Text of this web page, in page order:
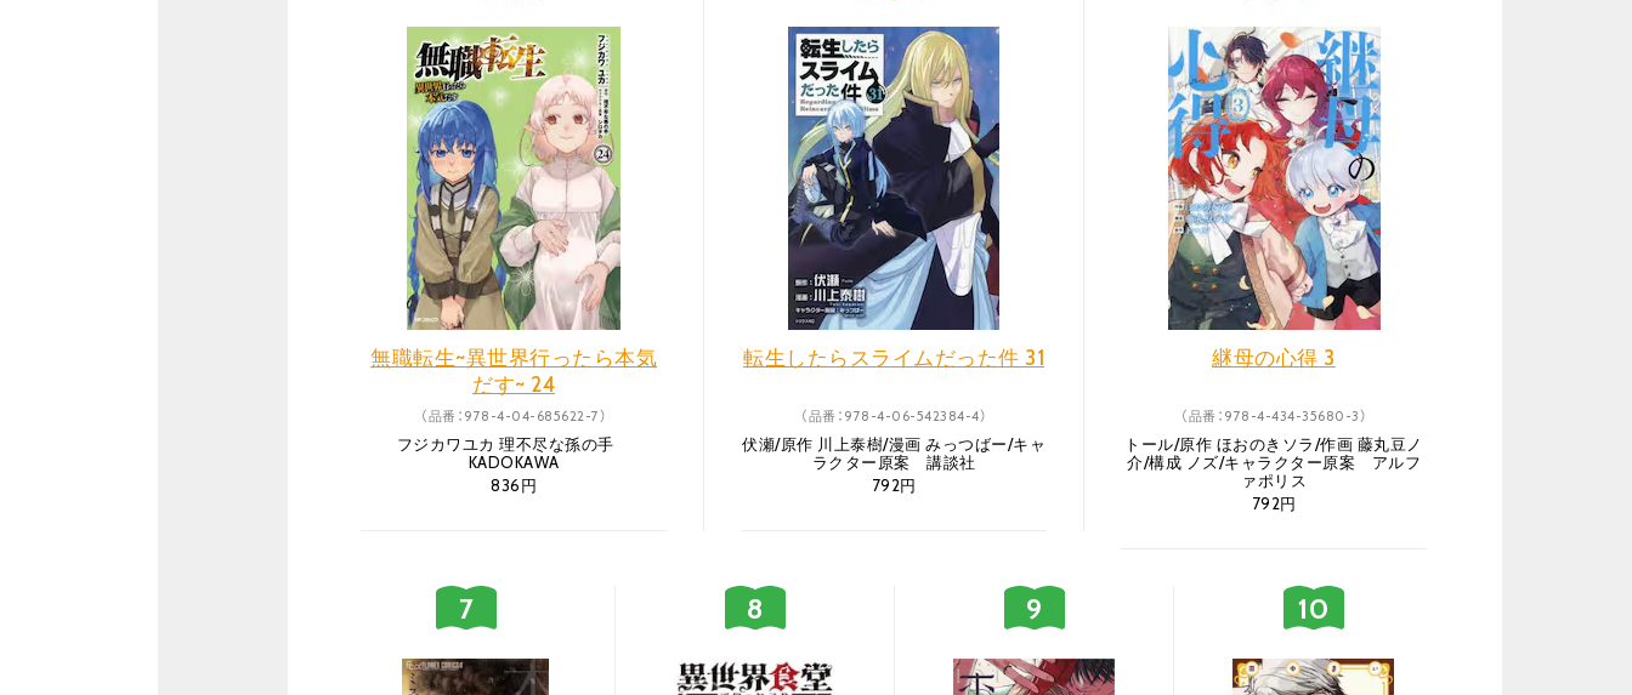
無職転生~異世界行ったら本気
だす~ 24
（品番：978-4-04-685622-7）
フジカワユカ 理不尽な孫の手
KADOKAWA
836円
転生したらスライムだった件 31
（品番：978-4-06-542384-4）
伏瀬/原作 川上泰樹/漫画 みっつばー/キャ
ラクター原案 講談社
792円
継母の心得 3
（品番：978-4-434-35680-3）
トール/原作 ほおのきソラ/作画 藤丸豆ノ
介/構成 ノズ/キャラクター原案 アルフ
ァポリス
792円